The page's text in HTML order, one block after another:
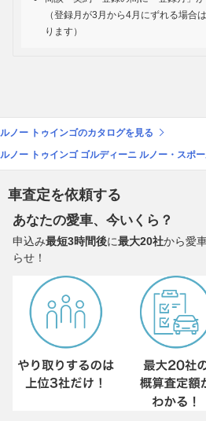
（登録月が3月から4月にずれる場合
ります）
ルノー トゥインゴのカタログを見る
ルノー トゥインゴ ゴルディーニ ルノー・スポ
車査定を依頼する
あなたの愛車、今いくら？
申込み最短3時間後に最大20社から愛
らせ！